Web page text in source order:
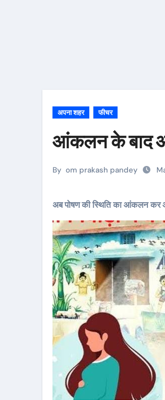
अपना शहर फीचर
आंकलन के बाद
By om prakash pandey
अब पोषण की स्थिति का आंकलन कर